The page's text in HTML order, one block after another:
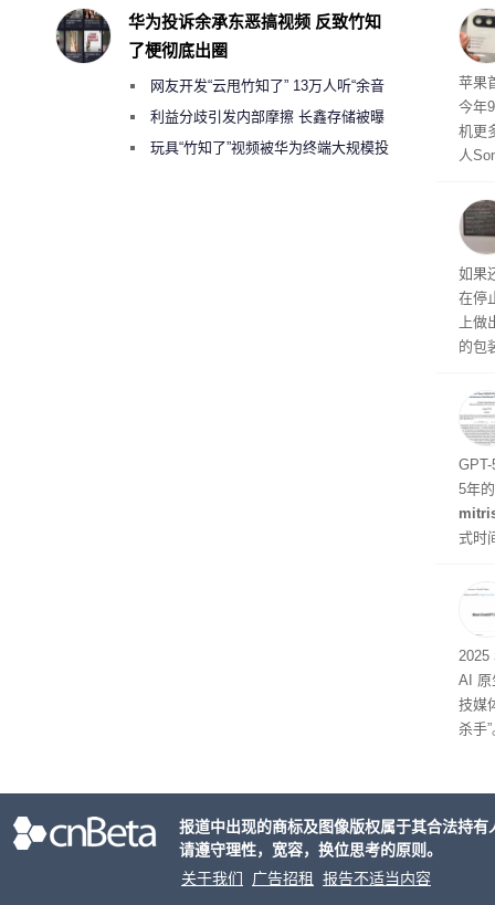
苹果
今年
机更
人
蓝
ra的
生产
如果
在停
上
的包
初
题
5年
式时
2025
AI 原
技媒
杀手
华为投诉余承东恶搞视频 反致竹知
了梗彻底出圈
网友开发“云甩竹知了” 13万人听“余音
绕梁”利益分歧引发内部摩擦 长鑫存储被曝
曾将华为驻场工程师驱逐出研发基地
玩具“竹知了”视频被华为终端大规模投
报道中出现的商标及图像版权属于其合法持
请遵守理性，宽容，换位思考的原则。
关于我们
广告招租
报告不适当内容